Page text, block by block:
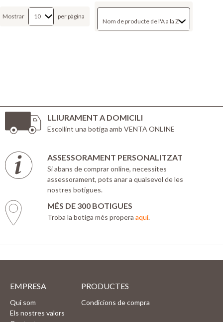
Mostrar per pàgina
LLIURAMENT A DOMICILI
Escollint una botiga amb VENTA ONLINE
ASSESSORAMENT PERSONALITZAT
Si abans de comprar online, necessites
assessorament, pots anar a qualsevol de les
nostres botigues.
MÉS DE 300 BOTIGUES
Troba la botiga més propera aquí.
EMPRESA
Qui som
Els nostres valors
PRODUCTES
Condicions de compra